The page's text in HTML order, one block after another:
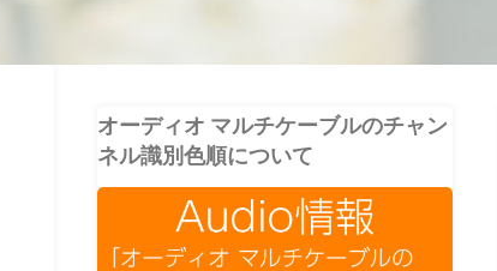
オーディオ マルチケーブルのチャン
ネル識別色順について
オーディオ知識